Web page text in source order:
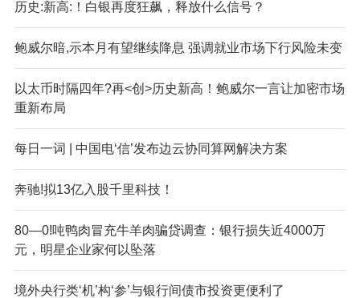
历史:新高:！白银再度狂飙，释放什么信号？
鲍威尔暗,示本月有望继续降息 强调就业市场下行风险未变
以太币时隔四年?再<创>历史新高！鲍威尔一言让加密市场
重新布局
每日一词 | 中国电‘信’发布边云协同算网解决方案
奔驰!拟13亿入股千里科技！
80—0!吨鸭肉冒充牛羊肉骗贷调查：银行损失近4000万
元，明星企业家何以坠落
境外央行类‘机’构‘参’与银行间债市投资更便利了